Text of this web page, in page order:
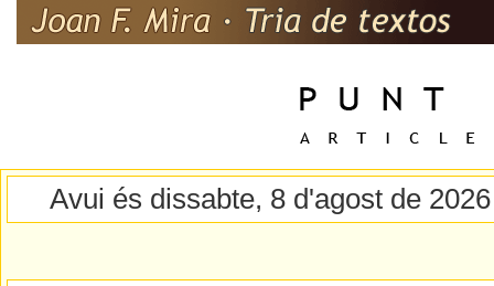
Avui és dissabte, 8 d'agost de 2026